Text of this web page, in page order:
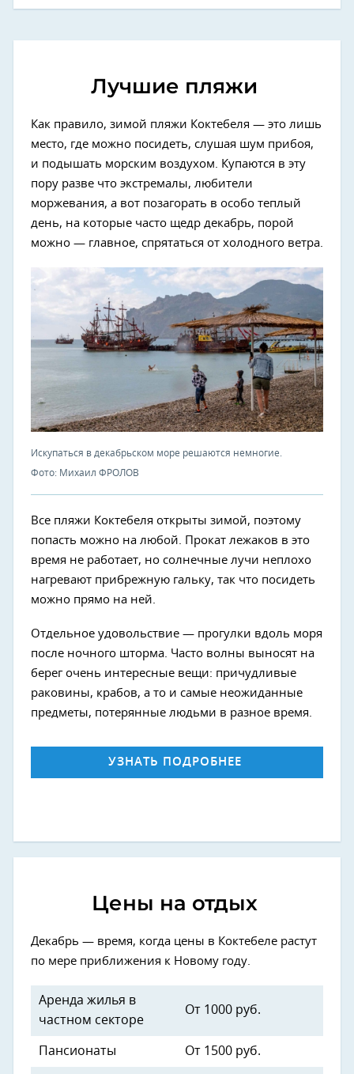
Лучшие пляжи
Как правило, зимой пляжи Коктебеля — это лишь
место, где можно посидеть, слушая шум прибоя,
и подышать морским воздухом. Купаются в эту
пору разве что экстремалы, любители
моржевания, а вот позагорать в особо теплый
день, на которые часто щедр декабрь, порой
можно — главное, спрятаться от холодного ветра.
Искупаться в декабрьском море решаются немногие.
Фото: Михаил ФРОЛОВ
Все пляжи Коктебеля открыты зимой, поэтому
попасть можно на любой. Прокат лежаков в это
время не работает, но солнечные лучи неплохо
нагревают прибрежную гальку, так что посидеть
можно прямо на ней.
Отдельное удовольствие — прогулки вдоль моря
после ночного шторма. Часто волны выносят на
берег очень интересные вещи: причудливые
раковины, крабов, а то и самые неожиданные
предметы, потерянные людьми в разное время.
УЗНАТЬ ПОДРОБНЕЕ
Цены на отдых
Декабрь — время, когда цены в Коктебеле растут
по мере приближения к Новому году.
Аренда жилья в
частном секторе
От 1000 руб.
Пансионаты От 1500 руб.